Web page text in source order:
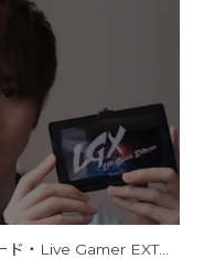
GC550：AVerMediaキャプチャーボード・Live Gamer EXTREAM「GC550」その実力